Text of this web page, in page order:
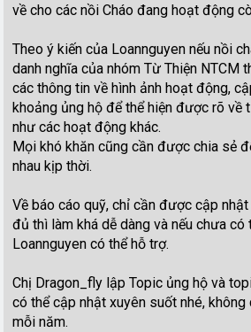
về cho các nồi Cháo đang hoạt động
Theo ý kiến của Loannguyen nếu nồi
danh nghĩa của nhóm Từ Thiện NTCM
các thông tin về hình ảnh hoạt động,
khoảng ủng hộ để thể hiện được rõ về
như các hoạt động khác.
Mọi khó khăn cũng cần được chia sẻ
nhau kịp thời.
Về báo cáo quỹ, chỉ cần được cập
đủ thì làm khá dễ dàng và nếu chưa có
Loannguyen có thể hỗ trợ.
Chị Dragon_fly lập Topic ủng hộ và
có thể cập nhật xuyên suốt nhé,
mỗi năm.